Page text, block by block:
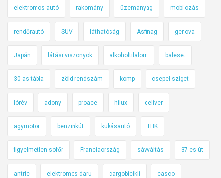
elektromos autó rakomány üzemanyag mobilozás
rendőrautó SUV láthatóság Asfinag genova
Japán látási viszonyok alkoholtilalom baleset
30-as tábla zöld rendszám komp csepel-sziget
lórév adony proace hilux deliver
agymotor benzinkút kukásautó THK
figyelmetlen sofőr Franciaország sávváltás 37-es út
antric elektromos daru cargobicikli casco